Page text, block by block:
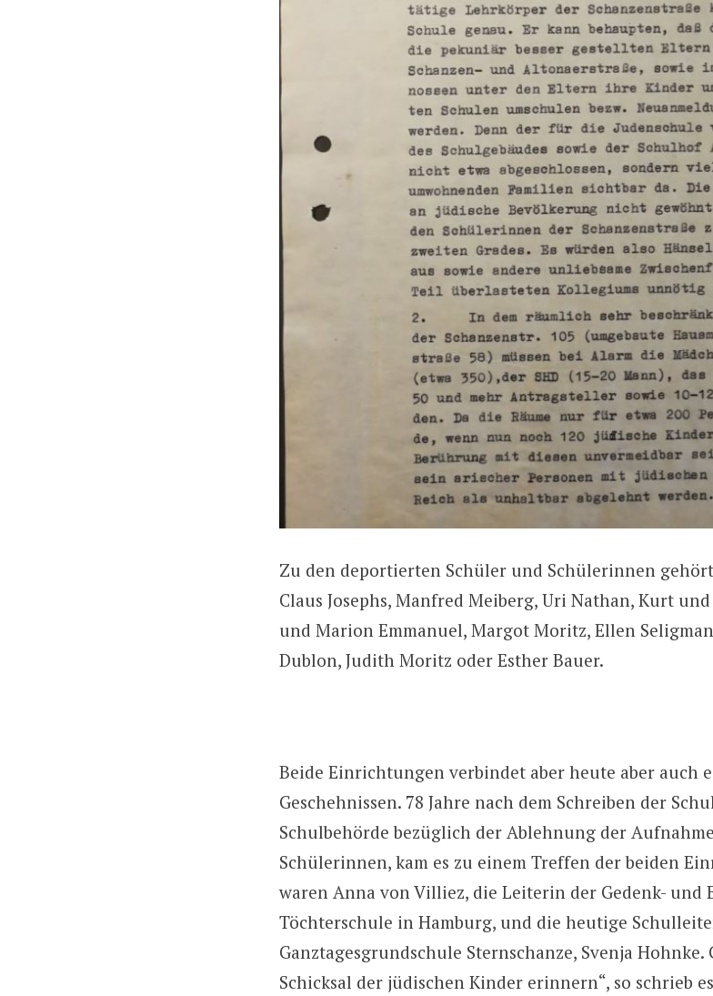
Zu den deportierten Schüler und Schülerinnen
Claus Josephs, Manfred Meiberg, Uri Nathan, Kurt
und Marion Emmanuel, Margot Moritz, Ellen
Dublon, Judith Moritz oder Esther Bauer.
Beide Einrichtungen verbindet aber heute aber auch
Geschehnissen. 78 Jahre nach dem Schreiben der
Schulbehörde bezüglich der Ablehnung der
Schülerinnen, kam es zu einem Treffen der beiden
waren Anna von Villiez, die Leiterin der Gedenk- und
Töchterschule in Hamburg, und die heutige
Ganztagesgrundschule Sternschanze, Svenja Hohnke.
Schicksal der jüdischen Kinder erinnern“, so schrieb